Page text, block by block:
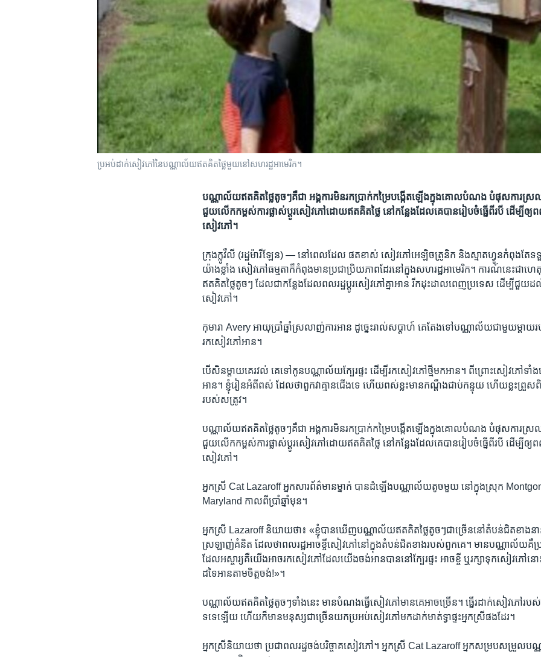
ប្រអប់ដាក់សៀវភៅនៃបណ្ណាល័យឥតគិតថ្លៃមួយនៅសហរដ្ឋអាមេរិក។
បណ្ណាល័យ​ឥត​គិត​ថ្លៃ​តូចៗ​គឺ​ជា​ អង្គការ​មិន​រក​ប្រាក់​កម្រៃ​​បង្កើត​ឡើង​ក្នុង​គោល​បំណង បំផុស​​ការ​ស្រល
ជួយ​លើក​កម្ពស់​ការ​ផ្លាស់ប្ដូរ​សៀវភៅ​ដោយ​ឥត​គិត​ថ្លៃ នៅ​កន្លែង​ដែល​គេ​បាន​រៀប​ចំ​ធ្នើ​ពីរ​បី ដើម្បី​ឲ្យ​ពល
សៀវភៅ។
ក្រុងក្លូវឺលី (រដ្ឋម៉ារីឡែន) —នៅ​ពេល​ដែល ផតខាស់ សៀវភៅ​អេឡិចត្រូនិក និង​ស្មាត​ហ្វូន​កំពុង​តែ​ទទួ
យ៉ាង​ខ្លាំង សៀវភៅ​ធម្មតា​ក៏​កំពុង​មាន​ប្រជាប្រិយភាព​ដែរនៅ​ក្នុង​សហរដ្ឋ​អាមេរិក។ ការណ៍​នេះ​ជា​ហេ
ឥត​គិត​ថ្លៃតូច​ៗ ដែល​ជា​កន្លែង​ដែល​ពលរដ្ឋ​ប្ដូរ​សៀវភៅ​គ្នា​អាន រីក​ដុះ​ដាល​ពេញ​ប្រទេស​ ដើម្បី​ជួយ​
សៀវភៅ។
កុមារា Avery អាយុប្រាំ​ឆ្នាំ​ស្រលាញ់ការ​អាន​ ដូច្នេះ​រាល់​សប្ដាហ៍ គេ​តែង​ទៅបណ្ណាល័យជាមួយ​ម្ដាយ​រ
រក​សៀវភៅ​អាន។​
បើ​សិន​ម្ដាយ​គេ​រវល់ គេ​ទៅ​កូន​បណ្ណាល័យ​ក្បែរ​ផ្ទះ ដើម្បី​រក​សៀវភៅ​ថ្មី​មក​អាន។ ពីព្រោះ​សៀវភៅ​ទាំង​
អាន។ ខ្ញុំ​រៀន​អំពី​ពស់ ដែល​ថា​ពួក​វា​គ្មាន​ជើង​ទេ ហើយ​ពស់​ខ្លះ​មាន​កណ្ដឹង​ជាប់​កន្ទុយ ហើយ​ខ្លះ​ព្រួស​
របស់​សត្រូវ។​
បណ្ណាល័យ​ឥត​គិត​ថ្លៃ​តូចៗ​គឺ​ជា​ អង្គការ​មិន​រក​ប្រាក់​កម្រៃបង្កើត​ឡើង​ក្នុង​គោល​បំណង បំផុសការ​ស្រល
ជួយ​លើក​កម្ពស់​ការ​ផ្លាស់ប្ដូរ​សៀវភៅ​ដោយ​ឥត​គិត​ថ្លៃ នៅ​កន្លែង​ដែល​គេ​បាន​រៀប​ចំ​ធ្នើ​ពីរ​បី ដើម្បី​ឲ្យ​ពល
សៀវភៅ។
អ្នកស្រី Cat Lazaroff អ្នក​សារព័ត៌មាន​ម្នាក់ បាន​ដំឡើង​បណ្ណាល័យ​តូច​មួយ​ នៅ​ក្នុង​ស្រុក
Maryland កាលពី​ប្រាំ​ឆ្នាំ​មុន។
អ្នក​ស្រី Lazaroff និយាយ​ថា៖ «ខ្ញុំ​បាន​ឃើញ​បណ្ណាល័យ​ឥត​គិត​ថ្លៃ​តូចៗ​ជា​ច្រើន​នៅតំបន់​ជិត​ខាង​ន
ស្រឡាញ់​គំនិត​ ដែល​ថា​ពល​រដ្ឋ​អាច​ខ្ចី​សៀវភៅនៅ​ក្នុង​តំបន់​ជិត​ខាង​របស់​ពួកគេ​។ មាន​បណ្ណាល័យ​គឺ​ប្
ដែល​អស្ចារ្យ​គឺ​យើង​អាច​រក​សៀវភៅ​ដែល​យើង​ចង់​អាន​បាន​នៅ​ក្បែរ​ផ្ទះ អាច​ខ្ចី ឬ​រក្សា​ទុក​សៀវភៅនោ
ដទៃ​អាន​តាម​ចិត្ត​ចង់!»​។
បណ្ណាល័យ​ឥត​គិត​ថ្លៃ​តូច​ៗ​ទាំង​នេះ មាន​បំណង​ធ្វើ​សៀវភៅ​មាន​គេ​អាច​ច្រើន។​ ធ្នើរ​ដាក់​សៀវភៅ​រប
ទទេ​ឡើយ ហើយ​ក៏​មាន​មនុស្ស​ជាច្រើន​យក​ប្រអប់​សៀវភៅ​មកដាក់​មាត់​ទ្វា​ផ្ទះ​អ្នកស្រី​ផង​ដែរ។
អ្នកស្រី​និយាយ​ថា ប្រជាពលរដ្ឋ​ចង់​បរិច្ចាគ​សៀវភៅ។ អ្នក​ស្រី​ Cat Lazaroff អ្នក​សម្រប​សម្រួល​ប